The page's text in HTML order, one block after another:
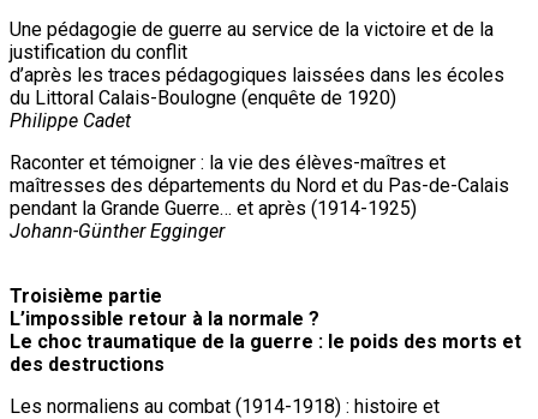
Une pédagogie de guerre au service de la victoire et de la
justification du conflit
d’après les traces pédagogiques laissées dans les écoles
du Littoral Calais-Boulogne (enquête de 1920)
Philippe Cadet
Raconter et témoigner : la vie des élèves-maîtres et
maîtresses des départements du Nord et du Pas-de-Calais
pendant la Grande Guerre… et après (1914-1925)
Johann-Günther Egginger
Troisième partie
L’impossible retour à la normale ?
Le choc traumatique de la guerre : le poids des morts et
des destructions
Les normaliens au combat (1914-1918) : histoire et